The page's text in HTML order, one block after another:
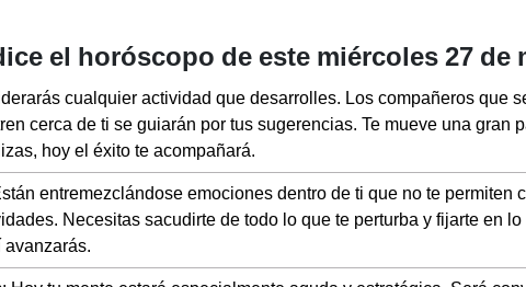
el horóscopo de este miércoles 27 de
cualquier actividad que desarrolles. Los compañeros que
cerca de ti se guiarán por tus sugerencias. Te mueve una gran
hoy el éxito te acompañará.
entremezclándose emociones dentro de ti que no te permiten
Necesitas sacudirte de todo lo que te perturba y fijarte en lo
avanzarás.